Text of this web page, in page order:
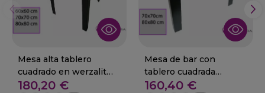
Mesa alta tablero
cuadrado en werzalit
29-Aigal
180,20 €
Mesa de bar con
tablero cuadrada
werzalit 29-Aigal
160,40 €